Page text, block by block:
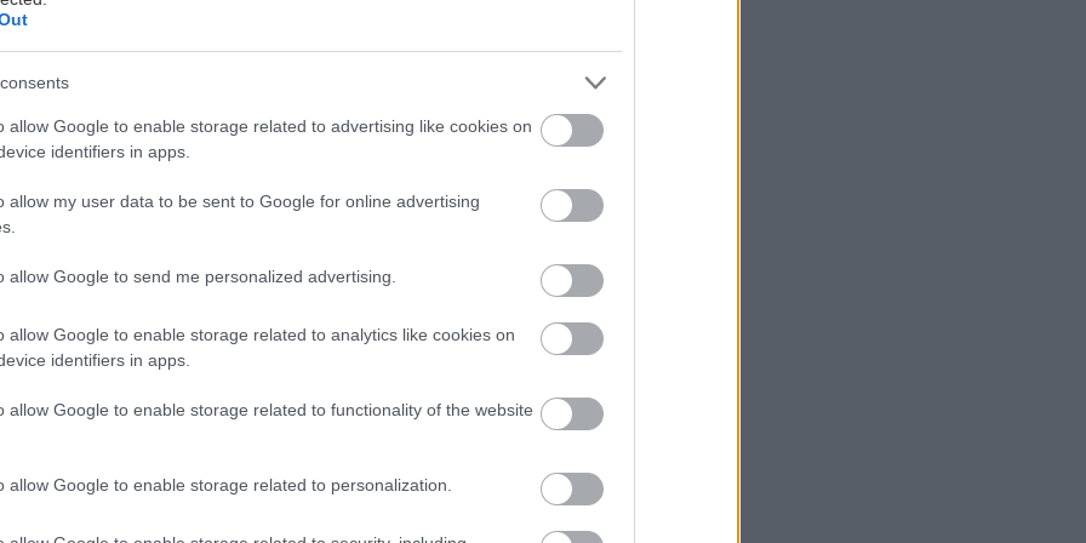
allow Google to enable storage related to advertising like cookies on
identifiers in apps.
allow my user data to be sent to Google for online advertising
allow Google to send me personalized advertising.
allow Google to enable storage related to analytics like cookies on
identifiers in apps.
allow Google to enable storage related to functionality of the website
allow Google to enable storage related to personalization.
Μαζαρί επισκέφθηκε το πλατό της εκπομπής της ΕΡΤ
4» και μίλησε για πολλά και διάφορα. Η πρώην art
του GNTM έκανε αναφορά στις μαθησιακές δυσκολίες που
από παιδί τονίζοντας πως: «
Είχα διάφορα κόμπλεξ δικά
δυσκολίες δεν σε βοηθάνε να νιώθεις ότι «το έχεις». Είχες μία
που σου τη δίνανε και έλεγες «δεν γίνεται, δεν τη δέχομαι την
δυσλεξία, που δεν με βοηθούσε ούτε στο λεκτικό, ούτε στο να
πάντα ένα στρες. Η μαμά μου με στήριξε σε όλο αυτό το ταξίδι, με
Κανένας δεν το καταλάβαινε. Η μαμά μου ήταν αυτή που
για να δουλέψουμε φωνητικά, λεκτικά τι θα κάνουμε. Μόνη της
υπήρχε κατεύθυνση. Της έλεγαν: είναι τεμπέλα. Μην πω την άλλη